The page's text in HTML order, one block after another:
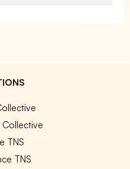
Collective
TNS
TNS